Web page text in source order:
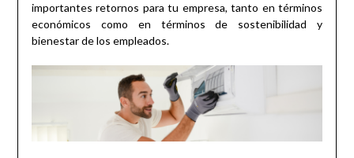
importantes retornos para tu empresa, tanto en términos
económicos como en términos de sostenibilidad y
bienestar de los empleados.